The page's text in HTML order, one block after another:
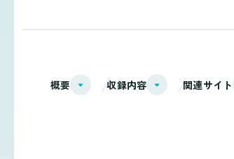
概要 収録内容 関連サイト